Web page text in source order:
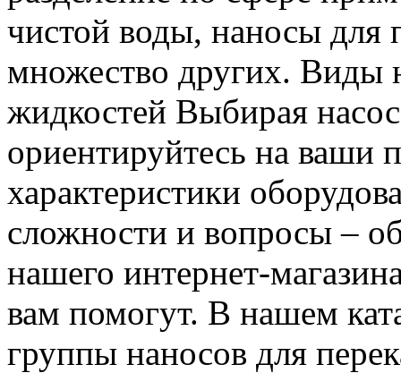
чистой воды, наносы для
множество других. Виды
жидкостей Выбирая
ориентируйтесь на ваши
характеристики
сложности и вопросы –
нашего интернет-
вам помогут. В нашем
группы наносов для